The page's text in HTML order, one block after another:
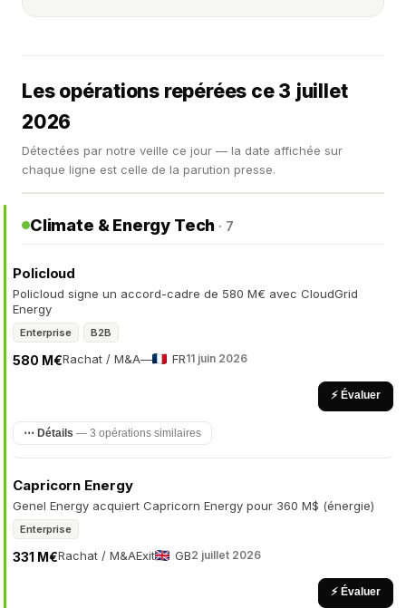
Les opérations repérées ce 3 juillet
2026
Détectées par notre veille ce jour — la date affichée sur
chaque ligne est celle de la parution presse.
Climate & Energy Tech · 7
Policloud
Policloud signe un accord-cadre de 580 M€ avec CloudGrid
Energy
Enterprise B2B
Rachat / M&A
580 M€ — FR11 juin 2026
⚡ Évaluer
⋯ Détails — 3 opérations similaires
Capricorn Energy
Genel Energy acquiert Capricorn Energy pour 360 M$ (énergie)
Enterprise
Rachat / M&A
331 M€ Exit GB2 juillet 2026
⚡ Évaluer